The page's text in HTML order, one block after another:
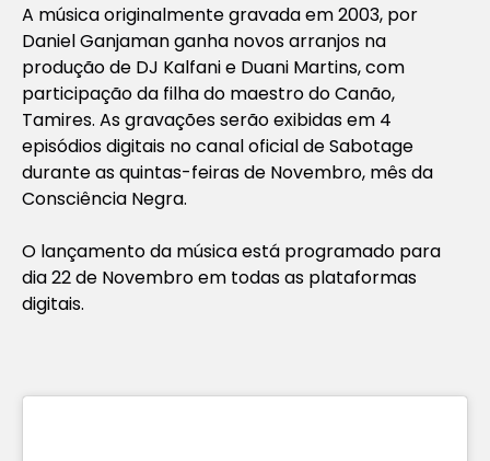
A música originalmente gravada em 2003, por
Daniel Ganjaman ganha novos arranjos na
produção de DJ Kalfani e Duani Martins, com
participação da filha do maestro do Canão,
Tamires. As gravações serão exibidas em 4
episódios digitais no canal oficial de Sabotage
durante as quintas-feiras de Novembro, mês da
Consciência Negra.
O lançamento da música está programado para
dia 22 de Novembro em todas as plataformas
digitais.